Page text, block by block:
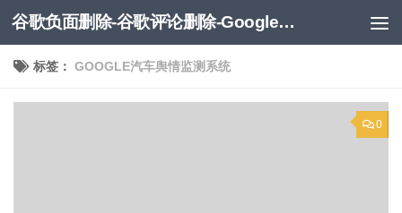
跳至内容 谷歌负面删除-谷歌评论删除-Google负面移除-Google负面评论删除
标签： GOOGLE汽车舆情监测系统
0